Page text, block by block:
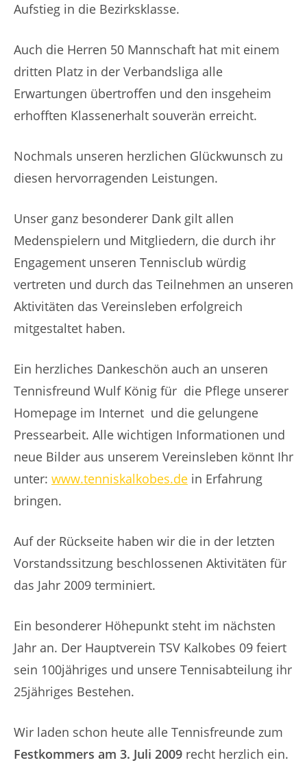
Aufstieg in die Bezirksklasse.
Auch die Herren 50 Mannschaft hat mit einem
dritten Platz in der Verbandsliga alle
Erwartungen übertroffen und den insgeheim
erhofften Klassenerhalt souverän erreicht.
Nochmals unseren herzlichen Glückwunsch zu
diesen hervorragenden Leistungen.
Unser ganz besonderer Dank gilt allen
Medenspielern und Mitgliedern, die durch ihr
Engagement unseren Tennisclub würdig
vertreten und durch das Teilnehmen an unseren
Aktivitäten das Vereinsleben erfolgreich
mitgestaltet haben.
Ein herzliches Dankeschön auch an unseren
Tennisfreund Wulf König für die Pflege unserer
Homepage im Internet und die gelungene
Pressearbeit. Alle wichtigen Informationen und
neue Bilder aus unserem Vereinsleben könnt Ihr
unter: www.tenniskalkobes.de in Erfahrung
bringen.
Auf der Rückseite haben wir die in der letzten
Vorstandssitzung beschlossenen Aktivitäten für
das Jahr 2009 terminiert.
Ein besonderer Höhepunkt steht im nächsten
Jahr an. Der Hauptverein TSV Kalkobes 09 feiert
sein 100jähriges und unsere Tennisabteilung ihr
25jähriges Bestehen.
Wir laden schon heute alle Tennisfreunde zum
Festkommers am 3. Juli 2009 recht herzlich ein.